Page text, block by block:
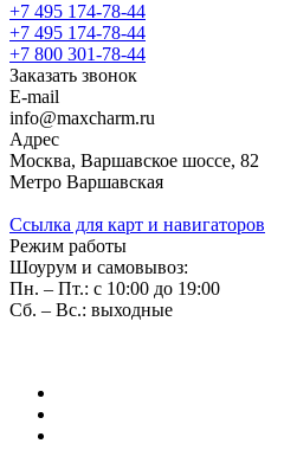
+7 495 174-78-44
+7 495 174-78-44
+7 800 301-78-44
Заказать звонок
E-mail
info@maxcharm.ru
Адрес
Москва, Варшавское шоссе, 82
Метро Варшавская
Ссылка для карт и навигаторов
Режим работы
Шоурум и самовывоз:
Пн. – Пт.: с 10:00 до 19:00
Сб. – Вс.: выходные